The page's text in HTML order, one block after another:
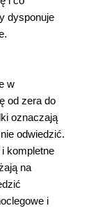
dysponuje
w
od zera do
oznaczają
odwiedzić.
kompletne
na
i